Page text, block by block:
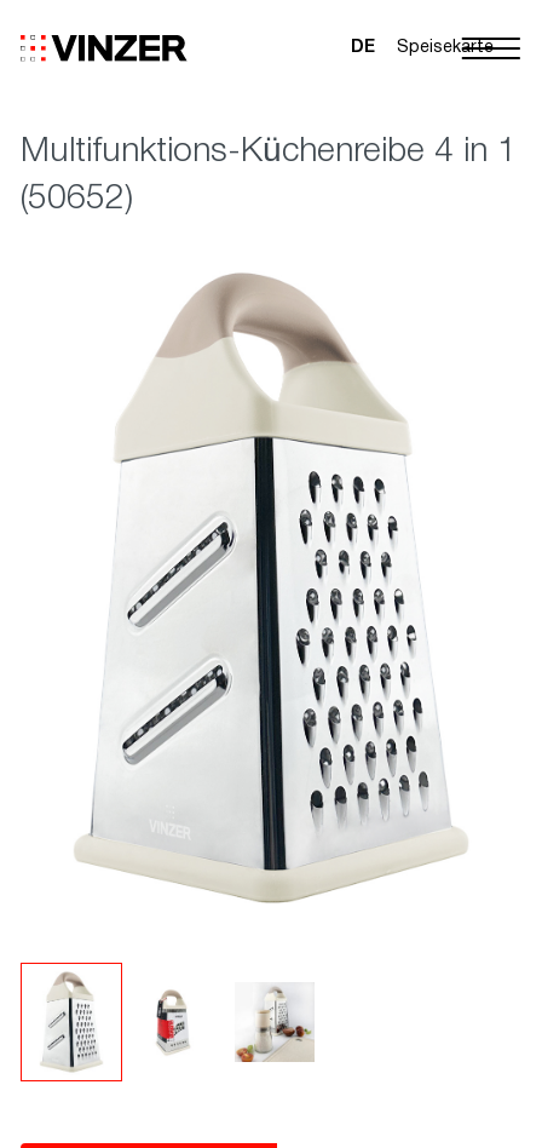
Speisekarte
DE
Multifunktions-Küchenreibe 4 in 1
(50652)